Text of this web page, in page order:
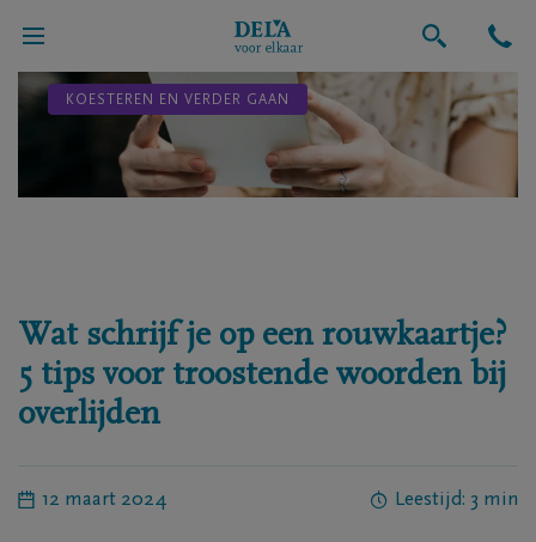
KOESTEREN EN VERDER GAAN
Wat schrijf je op een rouwkaartje?
5 tips voor troostende woorden bij
overlijden
12 maart 2024 Leestijd: 3 min